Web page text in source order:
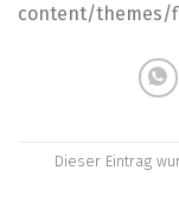
content/themes/
Dieser Eintrag